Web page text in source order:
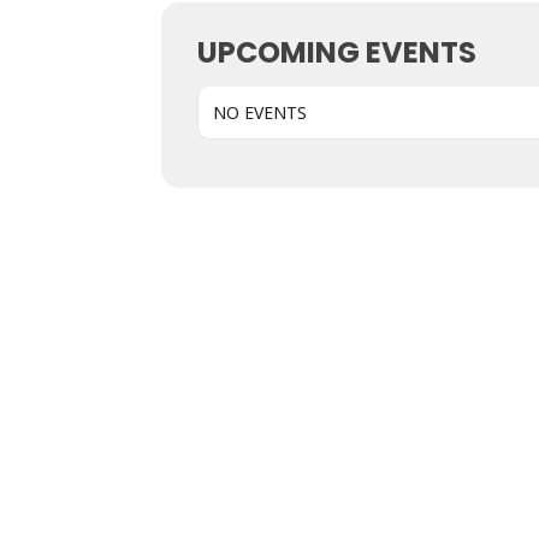
UPCOMING EVENTS
NO EVENTS